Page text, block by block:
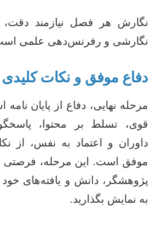
نگارش هر فصل نیازمند
نگارشی و رفرنس‌دهی علمی
دفاع موفق و نکات کلیدی
مرحله نهایی، دفاع از پایان
قوی، تسلط بر محتوا،
داوران و اعتماد به نفس، از
موفق است. این مرحله، فرصتی
پژوهشگر، دانش و یافته‌های
به نمایش بگذارید.